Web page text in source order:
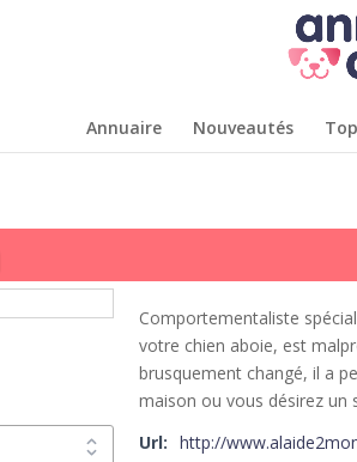
Annuaire Nouveautés
Comportementaliste
votre chien aboie, est
brusquement changé, il a
maison ou vous désirez un
Url:
http://